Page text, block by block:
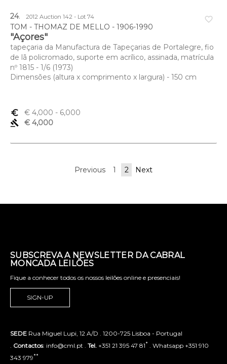
favorite_border
24. 2012 Auction 142 - Lot 74
TOM - THOMAZ DE MELLO - 1906-1990
"Açores"
tapeçaria da Manufactura de Tapeçarias de Portalegre, fio
de lã policromado, suporte em acrílico, assinada, matrícula
nº 1815 - 1/6 (1973)
Dimensões (altura x comprimento x largura) - 150 cm
euro_symbol € 4,000 - 6,000
gavel
€ 4,000
Previous 1 2 Next
SUBSCREVA A NEWSLETTER DA CABRAL
MONCADA LEILÕES
Fique a conhecer todos os nossos leilões online e presenciais!
SIGN-UP
SEDE Rua Miguel Lupi, 12 A/D . 1200-725 Lisboa - Portugal
. Contactos: info@cml.pt . Tel. +351 21 395 47 81* . Whatsapp +351 910
343 979**